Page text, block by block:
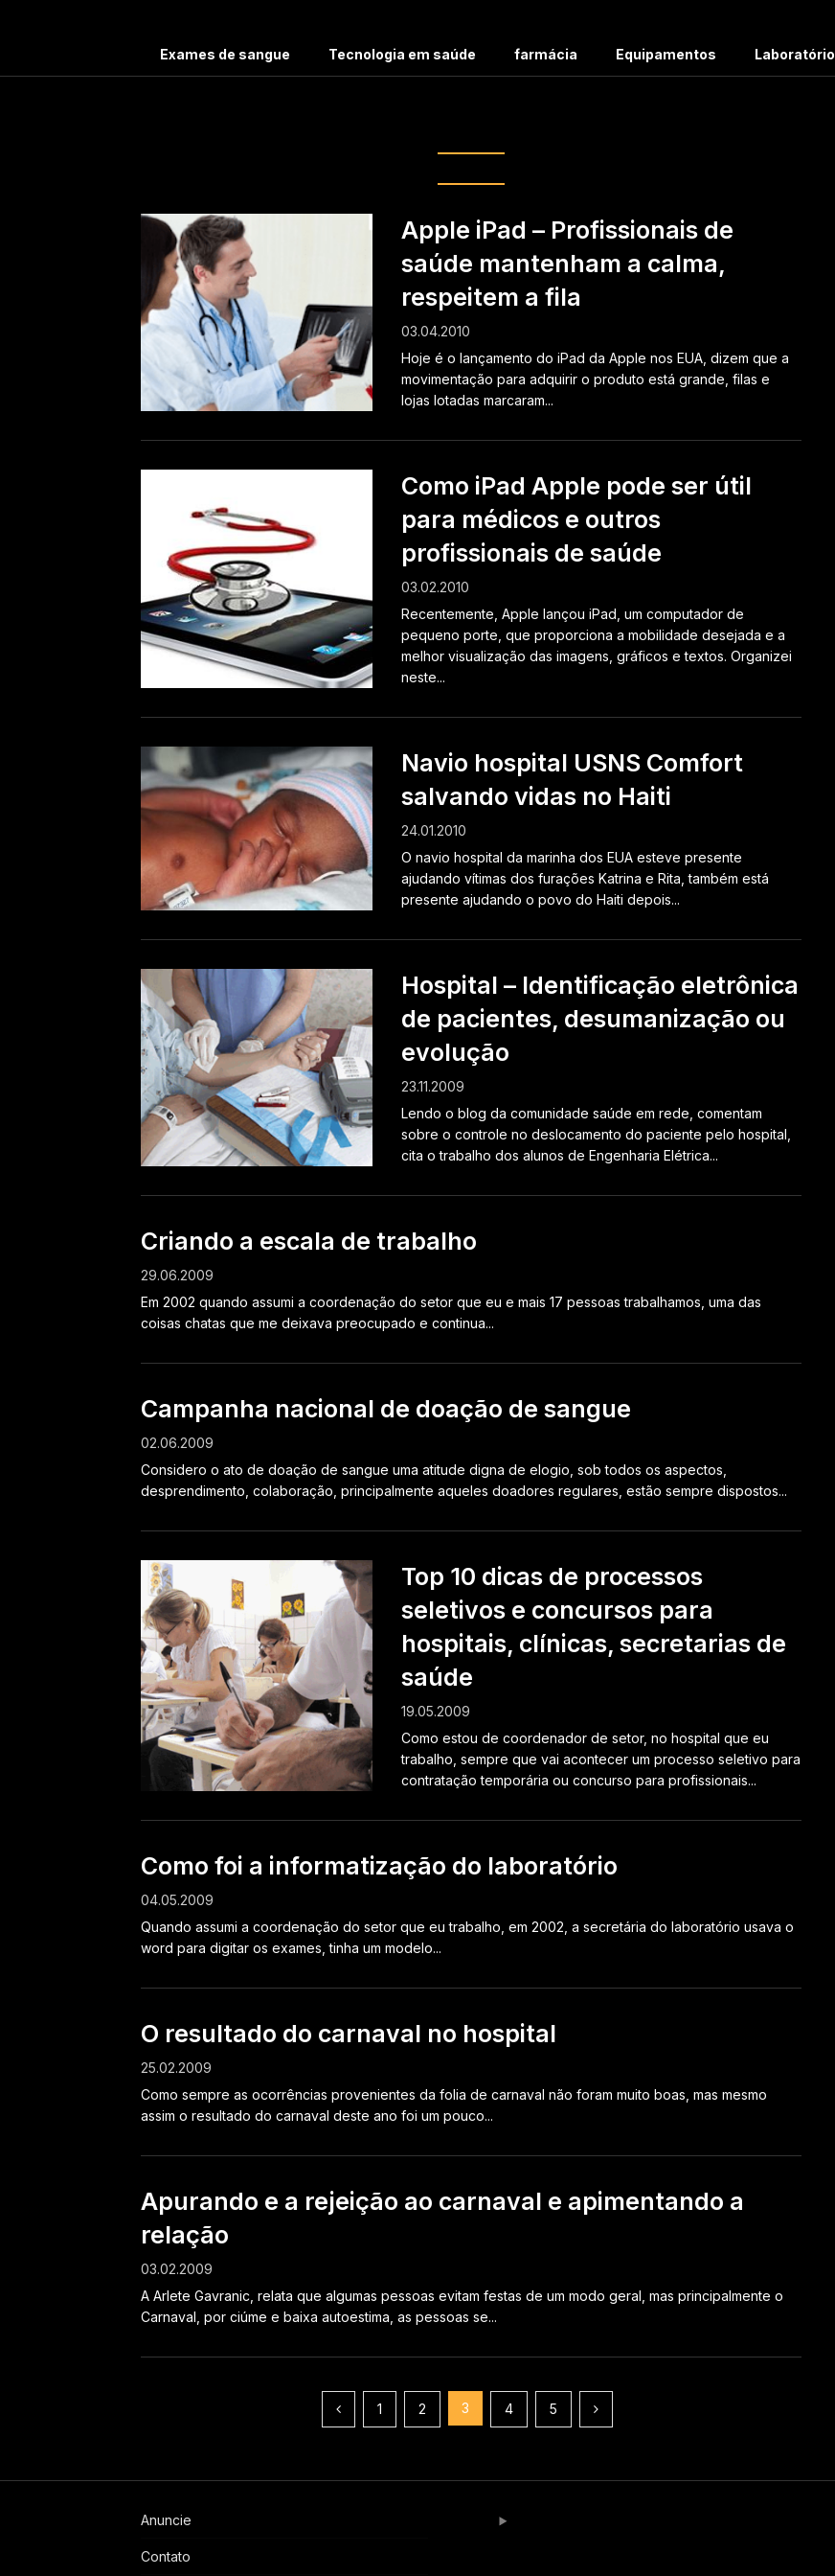
Exames de sangue Tecnologia em saúde farmácia Equipamentos Laboratório
Apple iPad – Profissionais de
saúde mantenham a calma,
respeitem a fila
03.04.2010
Hoje é o lançamento do iPad da Apple nos EUA, dizem que a
movimentação para adquirir o produto está grande, filas e
lojas lotadas marcaram...
Como iPad Apple pode ser útil
para médicos e outros
profissionais de saúde
03.02.2010
Recentemente, Apple lançou iPad, um computador de
pequeno porte, que proporciona a mobilidade desejada e a
melhor visualização das imagens, gráficos e textos. Organizei
neste...
Navio hospital USNS Comfort
salvando vidas no Haiti
24.01.2010
O navio hospital da marinha dos EUA esteve presente
ajudando vítimas dos furações Katrina e Rita, também está
presente ajudando o povo do Haiti depois...
Hospital – Identificação eletrônica
de pacientes, desumanização ou
evolução
23.11.2009
Lendo o blog da comunidade saúde em rede, comentam
sobre o controle no deslocamento do paciente pelo hospital,
cita o trabalho dos alunos de Engenharia Elétrica...
Criando a escala de trabalho
29.06.2009
Em 2002 quando assumi a coordenação do setor que eu e mais 17 pessoas trabalhamos, uma das
coisas chatas que me deixava preocupado e continua...
Campanha nacional de doação de sangue
02.06.2009
Considero o ato de doação de sangue uma atitude digna de elogio, sob todos os aspectos,
desprendimento, colaboração, principalmente aqueles doadores regulares, estão sempre dispostos...
Top 10 dicas de processos
seletivos e concursos para
hospitais, clínicas, secretarias de
saúde
19.05.2009
Como estou de coordenador de setor, no hospital que eu
trabalho, sempre que vai acontecer um processo seletivo para
contratação temporária ou concurso para profissionais...
Como foi a informatização do laboratório
04.05.2009
Quando assumi a coordenação do setor que eu trabalho, em 2002, a secretária do laboratório usava o
word para digitar os exames, tinha um modelo...
O resultado do carnaval no hospital
25.02.2009
Como sempre as ocorrências provenientes da folia de carnaval não foram muito boas, mas mesmo
assim o resultado do carnaval deste ano foi um pouco...
Apurando e a rejeição ao carnaval e apimentando a
relação
03.02.2009
A Arlete Gavranic, relata que algumas pessoas evitam festas de um modo geral, mas principalmente o
Carnaval, por ciúme e baixa autoestima, as pessoas se...
posts
1 2 3 4 5
Anuncie
Contato